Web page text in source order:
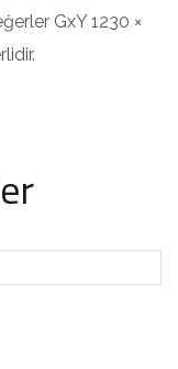
GxY 1230 ×